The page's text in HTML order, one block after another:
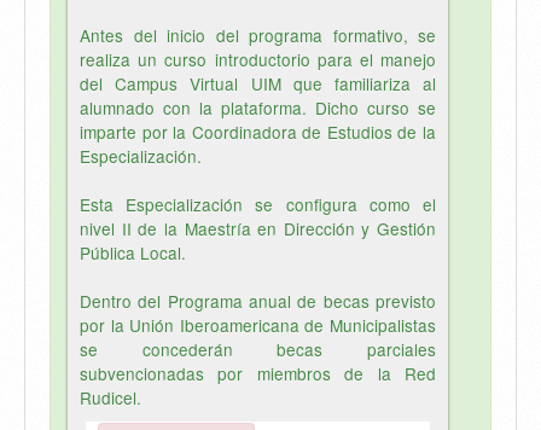
Antes del inicio del programa formativo, se
realiza un curso introductorio para el manejo
del Campus Virtual UIM que familiariza al
alumnado con la plataforma. Dicho curso se
imparte por la Coordinadora de Estudios de la
Especialización.
Esta Especialización se configura como el
nivel II de la Maestría en Dirección y Gestión
Pública Local.
Dentro del Programa anual de becas previsto
por la Unión Iberoamericana de Municipalistas
se concederán becas parciales
subvencionadas por miembros de la Red
Rudicel.